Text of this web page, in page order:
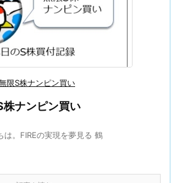
限S株ナンピン買い
ナンピン買い
は。FIREの実現を夢見る 鶴